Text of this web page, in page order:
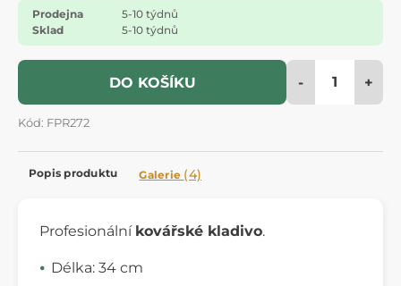
Prodejna
5-10 týdnů
Sklad
5-10 týdnů
DO KOŠÍKU - +
Kód: FPR272
Popis produktu Galerie (4)
Profesionální kovářské kladivo.
Délka: 34 cm